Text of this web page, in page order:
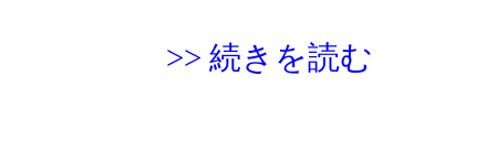
>> 続きを読む